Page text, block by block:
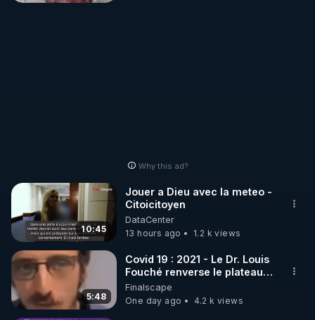
https://twitter.com/bestofcomputer
https://www.facebook.com/bestofcomputer
https://rumble.com/bestofcomputer
Why this ad?
10:45
Jouer a Dieu avec la meteo -
Citoicitoyen
DataCenter
13 hours ago
1.2 k views
5:48
Covid 19 : 2021 - Le Dr. Louis
Fouché renverse le plateau
de CNews !
Finalscape
One day ago
4.2 k views